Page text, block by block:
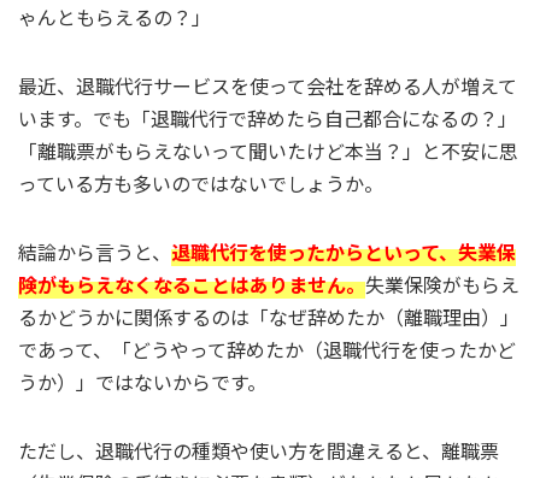
ゃんともらえるの？」
最近、退職代行サービスを使って会社を辞める人が増えて
います。でも「退職代行で辞めたら自己都合になるの？」
「離職票がもらえないって聞いたけど本当？」と不安に思
っている方も多いのではないでしょうか。
結論から言うと、 退職代行を使ったからといって、失業保
険がもらえなくなることはありません。失業保険がもらえ
るかどうかに関係するのは「なぜ辞めたか（離職理由）」
であって、「どうやって辞めたか（退職代行を使ったかど
うか）」ではないからです。
ただし、退職代行の種類や使い方を間違えると、離職票